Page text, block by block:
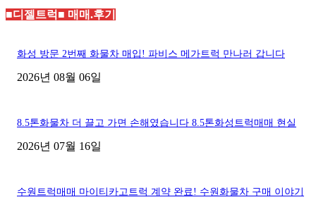
■디젤트럭■ 매매.후기
화성 방문 2번째 화물차 매입! 파비스 메가트럭 만나러 갑니다
2026년 08월 06일
8.5톤화물차 더 끌고 가면 손해였습니다 8.5톤화성트럭매매 현실
2026년 07월 16일
수원트럭매매 마이티카고트럭 계약 완료! 수원화물차 구매 이야기